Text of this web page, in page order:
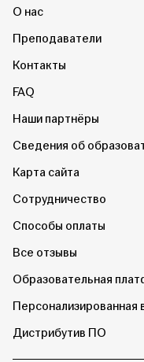
О нас
Преподаватели
Контакты
FAQ
Наши партнёры
Сведения об
Карта сайта
Сотрудничество
Способы оплаты
Все отзывы
Образовательная
Персонализированная
Дистрибутив ПО